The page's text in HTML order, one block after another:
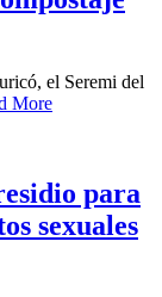
el Seremi del
More
para
sexuales